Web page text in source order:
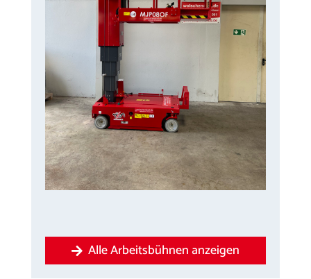
Alle Arbeitsbühnen anzeigen